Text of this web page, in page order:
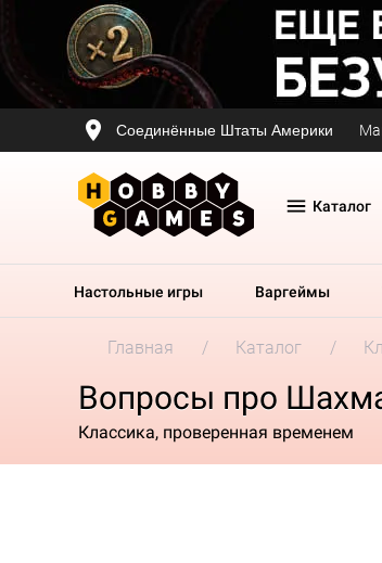
Соединённые Штаты Америки
Каталог
Настольные игры Варгеймы
Главная Каталог
Вопросы про
Классика, проверенная временем